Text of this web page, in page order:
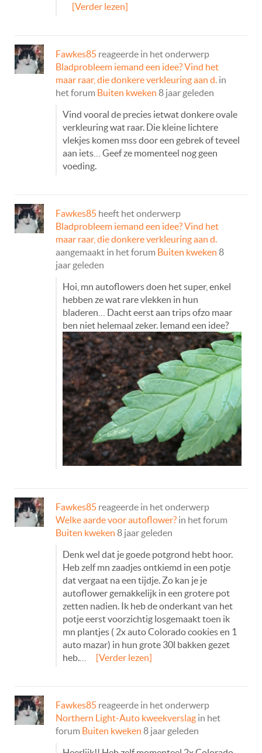
[Verder lezen]
Fawkes85 reageerde in het onderwerp
Bladprobleem iemand een idee? Vind het
maar raar, die donkere verkleuring aan d. in
het forum Buiten kweken 8 jaar geleden
Vind vooral de precies ietwat donkere ovale
verkleuring wat raar. Die kleine lichtere
vlekjes komen mss door een gebrek of teveel
aan iets… Geef ze momenteel nog geen
voeding.
Fawkes85 heeft het onderwerp
Bladprobleem iemand een idee? Vind het
maar raar, die donkere verkleuring aan d.
aangemaakt in het forum Buiten kweken 8
jaar geleden
Hoi, mn autoflowers doen het super, enkel
hebben ze wat rare vlekken in hun
bladeren… Dacht eerst aan trips ofzo maar
ben niet helemaal zeker. Iemand een idee?
Fawkes85 reageerde in het onderwerp
Welke aarde voor autoflower? in het forum
Buiten kweken 8 jaar geleden
Denk wel dat je goede potgrond hebt hoor.
Heb zelf mn zaadjes ontkiemd in een potje
dat vergaat na een tijdje. Zo kan je je
autoflower gemakkelijk in een grotere pot
zetten nadien. Ik heb de onderkant van het
potje eerst voorzichtig losgemaakt toen ik
mn plantjes ( 2x auto Colorado cookies en 1
auto mazar) in hun grote 30l bakken gezet
heb.…
[Verder lezen]
Fawkes85 reageerde in het onderwerp
Northern Light-Auto kweekverslag in het
forum Buiten kweken 8 jaar geleden